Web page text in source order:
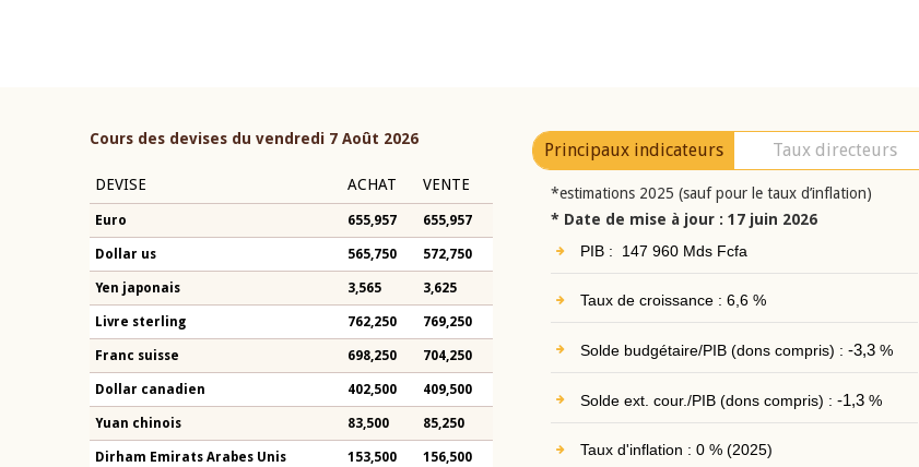
Cours des devises du vendredi 7 Août 2026
DEVISE ACHAT VENTE
Euro 655,957 655,957
Dollar us 565,750 572,750
Yen japonais 3,565 3,625
Livre sterling 762,250 769,250
Franc suisse 698,250 704,250
Dollar canadien 402,500 409,500
Yuan chinois 83,500 85,250
Dirham Emirats Arabes Unis 153,500 156,500
Principaux indicateurs Taux directeurs
*estimations 2025 (sauf pour le taux d’inflation)
* Date de mise à jour : 17 juin 2026
PIB : 147 960 Mds Fcfa
Taux de croissance : 6,6 %
Solde budgétaire/PIB (dons compris) : -3,3%
Solde ext. cour./PIB (dons compris) : -1,3%
Taux d'inflation : 0 % (2025)